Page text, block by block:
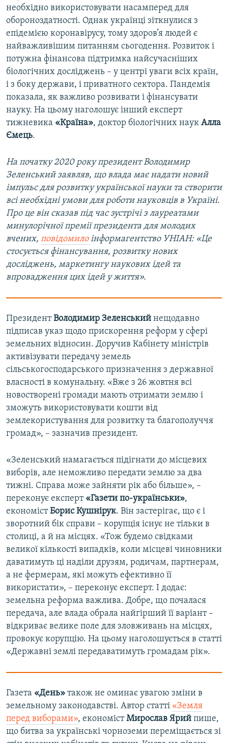
необхідно використовувати насамперед для
обороноздатності. Однак українці зіткнулися з
епідемією коронавірусу, тому здоров’я людей є
найважливішим питанням сьогодення. Розвиток і
потужна фінансова підтримка найсучасніших
біологічних досліджень – у центрі уваги всіх країн,
і з боку держави, і приватного сектора. Пандемія
показала, як важливо розвивати і фінансувати
науку. На цьому наголошує інший експерт
тижневика «Країна», доктор біологічних наук Алла
Ємець.
На початку 2020 року президент Володимир
Зеленський заявляв, що влада має надати новий
імпульс для розвитку української науки та створити
всі необхідні умови для роботи науковців в Україні.
Про це він сказав під час зустрічі з лауреатами
минулорічної премії президента для молодих
вчених, повідомилоінформагентство УНІАН: «Це
стосується фінансування, розвитку нових
досліджень, маркетингу наукових ідей та
впровадження цих ідей у життя».
ПрезидентВолодимир Зеленський нещодавно
підписав указ щодо прискорення реформ у сфері
земельних відносин. Доручив Кабінету міністрів
активізувати передачу земель
сільськогосподарського призначення з державної
власності в комунальну. «Вже з 26 жовтня всі
новостворені громади мають отримати землю і
зможуть використовувати кошти від
землекористування для розвитку та благополуччя
громад», – зазначив президент.
«Зеленський намагається підігнати до місцевих
виборів, але неможливо передати землю за два
тижні. Справа може зайняти рік або більше», –
переконує експерт «Газети по-українськи»,
економістБорис Кушнірук. Він застерігає, що є і
зворотний бік справи – корупція існує не тільки в
столиці, а й на місцях. «Тож будемо свідками
великої кількості випадків, коли місцеві чиновники
даватимуть ці наділи друзям, родичам, партнерам,
а не фермерам, які можуть ефективно її
використати», – переконує експерт. І додає:
земельна реформа важлива. Добре, що почалася
передача, але влада обрала найгірший її варіант –
відкриває велике поле для зловживань на місцях,
провокує корупцію. На цьому наголошується в статті
«Державні землі передаватимуть громадам рік».
Газета «День» також не оминає увагою зміни в
земельному законодавстві. Автор статті «Земля
перед виборами», економістМирослав Ярий пише,
що битва за українські чорноземи переміщається зі